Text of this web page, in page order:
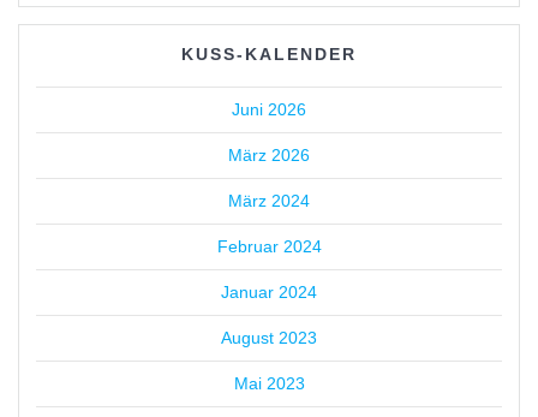
KUSS-KALENDER
Juni 2026
März 2026
März 2024
Februar 2024
Januar 2024
August 2023
Mai 2023